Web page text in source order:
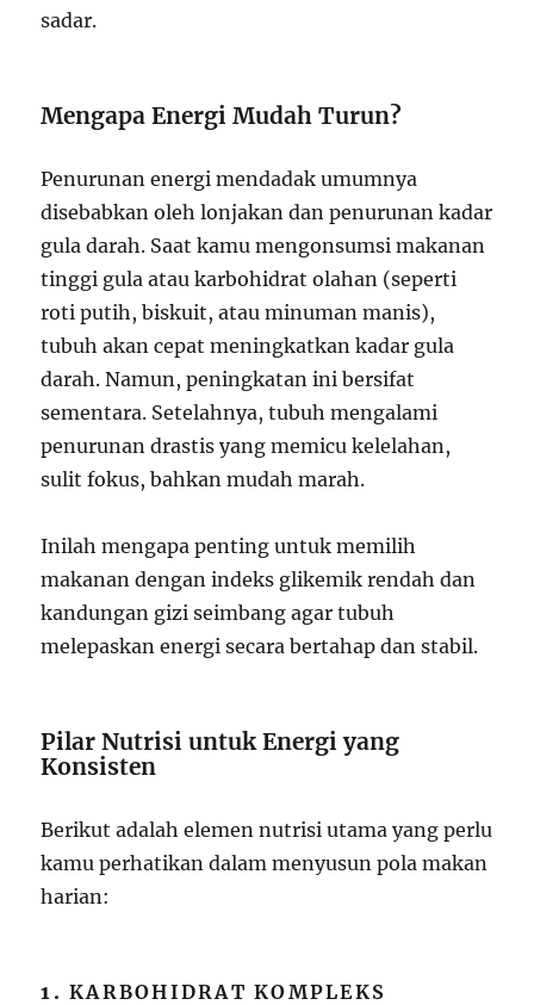
sadar.
Mengapa Energi Mudah Turun?
Penurunan energi mendadak umumnya
disebabkan oleh lonjakan dan penurunan kadar
gula darah. Saat kamu mengonsumsi makanan
tinggi gula atau karbohidrat olahan (seperti
roti putih, biskuit, atau minuman manis),
tubuh akan cepat meningkatkan kadar gula
darah. Namun, peningkatan ini bersifat
sementara. Setelahnya, tubuh mengalami
penurunan drastis yang memicu kelelahan,
sulit fokus, bahkan mudah marah.
Inilah mengapa penting untuk memilih
makanan dengan indeks glikemik rendah dan
kandungan gizi seimbang agar tubuh
melepaskan energi secara bertahap dan stabil.
Pilar Nutrisi untuk Energi yang
Konsisten
Berikut adalah elemen nutrisi utama yang perlu
kamu perhatikan dalam menyusun pola makan
harian:
1.KARBOHIDRAT KOMPLEKS